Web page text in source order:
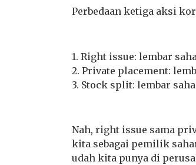
Perbedaan ketiga aksi
1. Right issue: lembar
2. Private placement:
3. Stock split: lembar
Nah, right issue sama
kita sebagai pemilik
udah kita punya di